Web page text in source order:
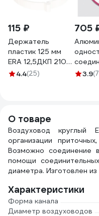
115 ₽
Держатель
пластик 125 мм
ERA 12,5ДКП 210-
002
4.4(25)
705
лента
3.9
О товаре
Воздуховод круглый
организации
Возможно соединение
помощи
диаметра. Изготовлен из
Характеристики
Форма канала
Диаметр воздуховодов